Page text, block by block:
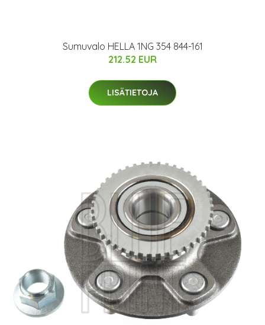
Sumuvalo HELLA 1NG 354 844-161
212.52 EUR
LISÄTIETOJA